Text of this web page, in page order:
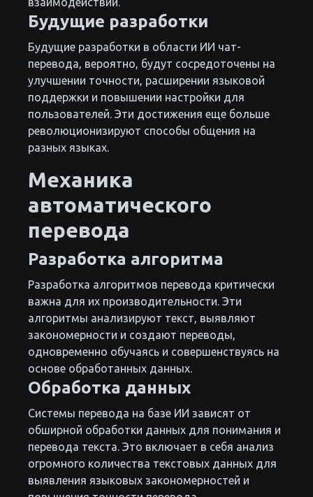
Будущие разработки
Будущие разработки в области ИИ чат-
перевода, вероятно, будут сосредоточены на
улучшении точности, расширении языковой
поддержки и повышении настройки для
пользователей. Эти достижения еще больше
революционизируют способы общения на
разных языках.
Механика
автоматического
перевода
Разработка алгоритма
Разработка алгоритмов перевода критически
важна для их производительности. Эти
алгоритмы анализируют текст, выявляют
закономерности и создают переводы,
одновременно обучаясь и совершенствуясь на
основе обработанных данных.
Обработка данных
Системы перевода на базе ИИ зависят от
обширной обработки данных для понимания и
перевода текста. Это включает в себя анализ
огромного количества текстовых данных для
выявления языковых закономерностей и